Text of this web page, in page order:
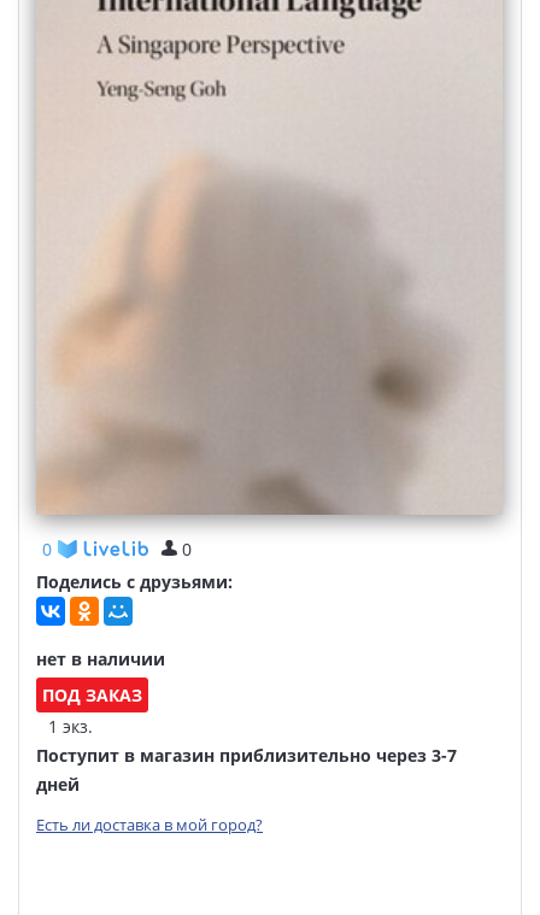
0
0
Поделись с друзьями:
нет в наличии
ПОД ЗАКАЗ
1 экз.
Поступит в магазин приблизительно через 3-7
дней
Есть ли доставка в мой город?